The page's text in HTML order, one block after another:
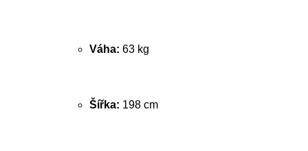
Váha: 63 kg
Šířka: 198 cm